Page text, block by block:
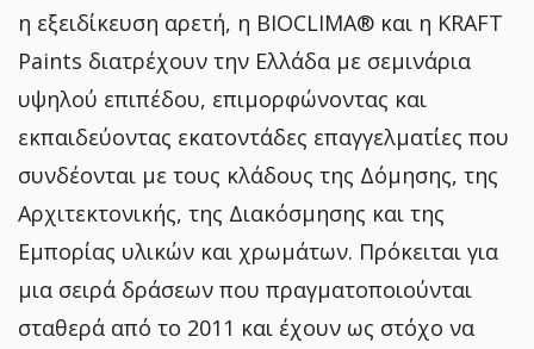
η εξειδίκευση αρετή, η BIOCLIMA® και η KRAFT
Paints διατρέχουν την Ελλάδα με σεμινάρια
υψηλού επιπέδου, επιμορφώνοντας και
εκπαιδεύοντας εκατοντάδες επαγγελματίες που
συνδέονται με τους κλάδους της Δόμησης, της
Αρχιτεκτονικής, της Διακόσμησης και της
Εμπορίας υλικών και χρωμάτων. Πρόκειται για
μια σειρά δράσεων που πραγματοποιούνται
σταθερά από το 2011 και έχουν ως στόχο να